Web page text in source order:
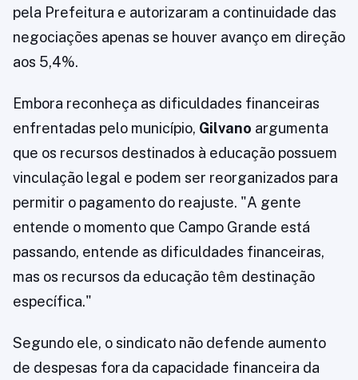
pela Prefeitura e autorizaram a continuidade das
negociações apenas se houver avanço em direção
aos 5,4%.
Embora reconheça as dificuldades financeiras
enfrentadas pelo município, Gilvano argumenta
que os recursos destinados à educação possuem
vinculação legal e podem ser reorganizados para
permitir o pagamento do reajuste. "A gente
entende o momento que Campo Grande está
passando, entende as dificuldades financeiras,
mas os recursos da educação têm destinação
específica."
Segundo ele, o sindicato não defende aumento
de despesas fora da capacidade financeira da